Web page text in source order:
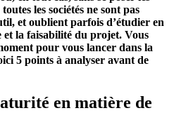
les sociétés ne sont pas
et oublient parfois d’étudier en
et la faisabilité du projet. Vous
pour vous lancer dans la
5 points à analyser avant de
en matière de